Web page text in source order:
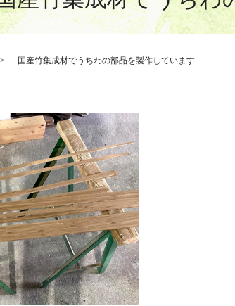
国産竹集成材でうちわの部品を製作しています